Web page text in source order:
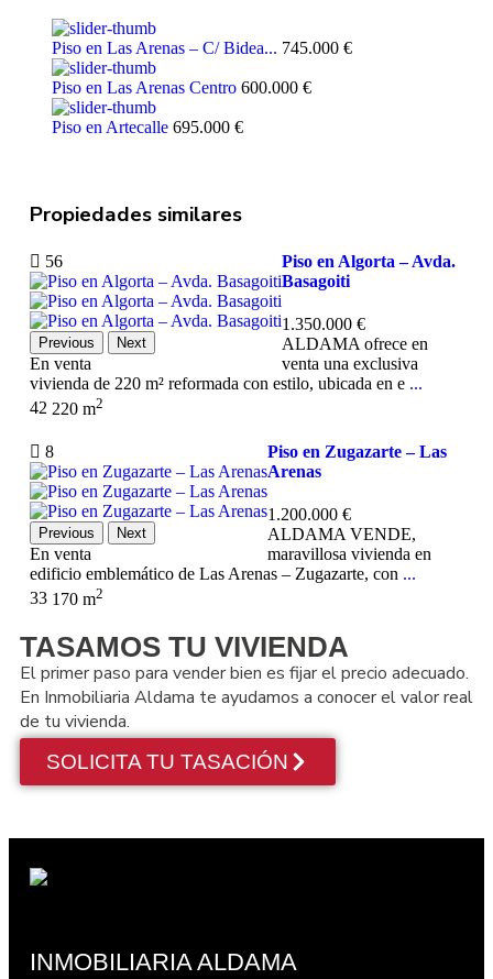
Piso en Las Arenas – C/ Bidea... 745.000 €
Piso en Las Arenas Centro 600.000 €
Piso en Artecalle 695.000 €
Propiedades similares
56
Previous Next
En venta
Piso en Algorta – Avda.
Basagoiti
1.350.000 €
ALDAMA ofrece en
venta una exclusiva
vivienda de 220 m² reformada con estilo, ubicada en e ...
42 220 m2
8
Previous Next
En venta
Piso en Zugazarte – Las
Arenas
1.200.000 €
ALDAMA VENDE,
maravillosa vivienda en
edificio emblemático de Las Arenas – Zugazarte, con ...
33 170 m2
TASAMOS TU VIVIENDA
El primer paso para vender bien es fijar el precio adecuado.
En Inmobiliaria Aldama te ayudamos a conocer el valor real
de tu vivienda.
SOLICITA TU TASACIÓN
INMOBILIARIA ALDAMA